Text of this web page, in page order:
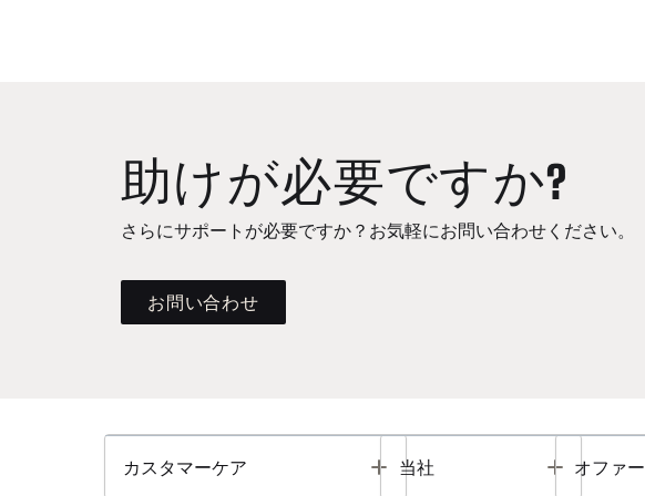
助けが必要ですか?
さらにサポートが必要ですか？お気軽にお問い合わせください。
お問い合わせ
カスタマーケア Toggle
当社 Toggle
オファー